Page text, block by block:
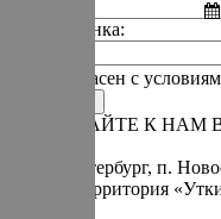
Время звонка:
Я согласен с
ПРИЕЗЖАЙТЕ К НАМ
Санкт-Петербург, п.
частная территория